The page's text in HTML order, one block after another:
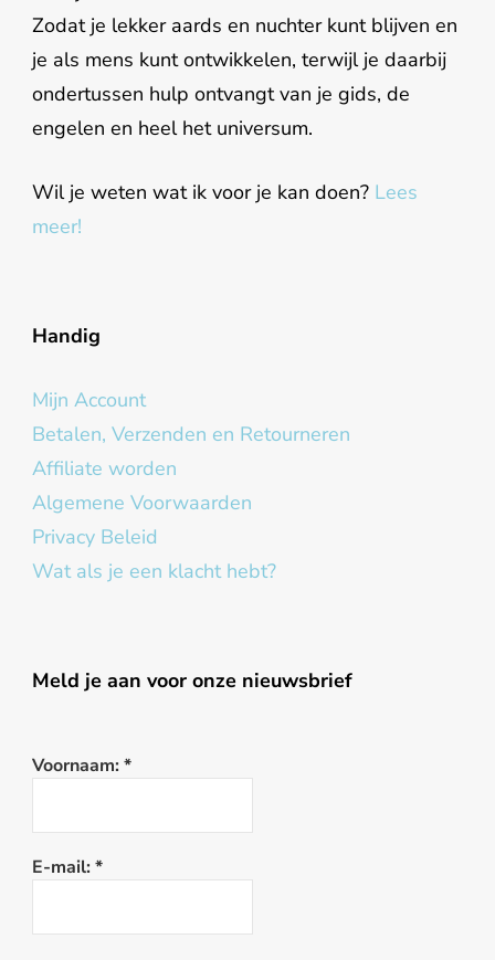
Zodat je lekker aards en nuchter kunt blijven en
je als mens kunt ontwikkelen, terwijl je daarbij
ondertussen hulp ontvangt van je gids, de
engelen en heel het universum.
Wil je weten wat ik voor je kan doen? Lees
meer!
Handig
Mijn Account
Betalen, Verzenden en Retourneren
Affiliate worden
Algemene Voorwaarden
Privacy Beleid
Wat als je een klacht hebt?
Meld je aan voor onze nieuwsbrief
Voornaam: *
E-mail: *